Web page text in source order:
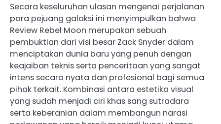
Secara keseluruhan ulasan mengenai perjalanan
para pejuang galaksi ini menyimpulkan bahwa
Review Rebel Moon merupakan sebuah
pembuktian dari visi besar Zack Snyder dalam
menciptakan dunia baru yang penuh dengan
keajaiban teknis serta penceritaan yang sangat
intens secara nyata dan profesional bagi semua
pihak terkait. Kombinasi antara estetika visual
yang sudah menjadi ciri khas sang sutradara
serta keberanian dalam membangun narasi